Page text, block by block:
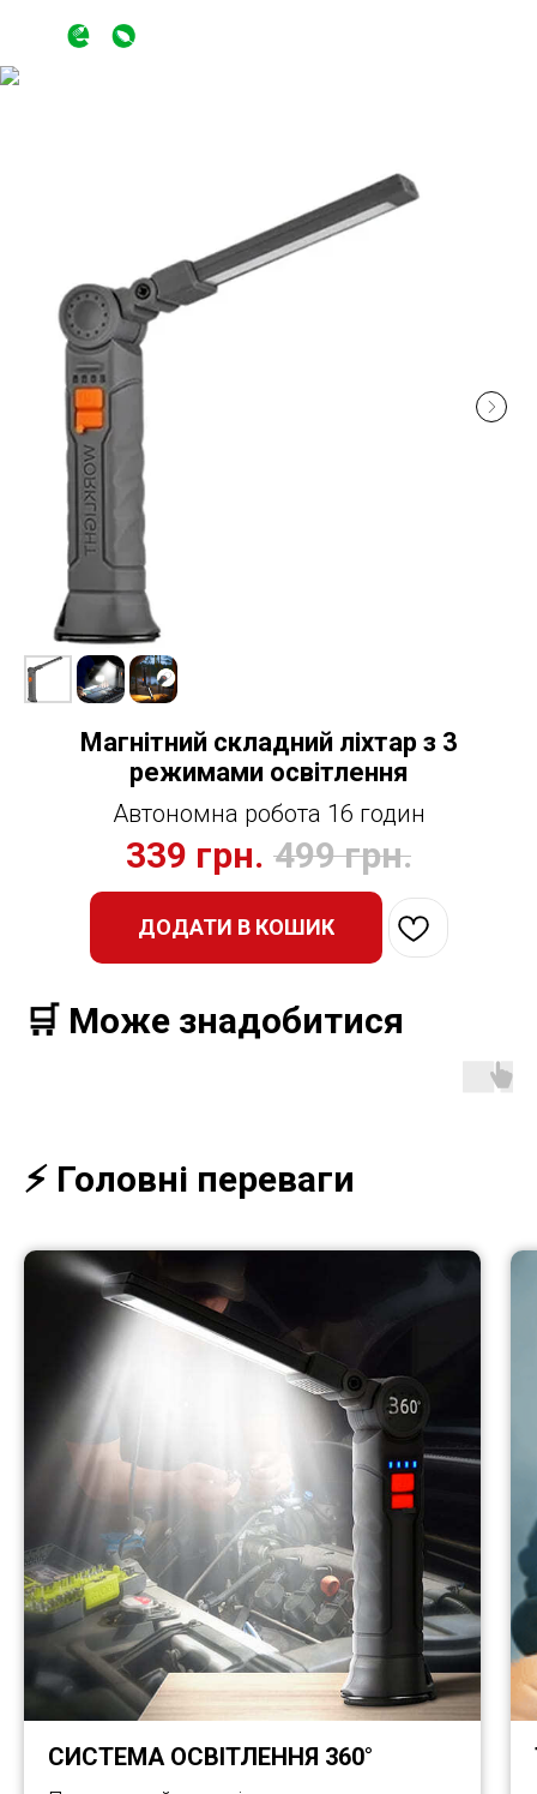
Магнітний складний ліхтар з 3
режимами освітлення
Автономна робота 16 годин
339 грн. 499 грн.
ДОДАТИ В КОШИК
🛒 Може знадобитися
⚡️ Головні переваги
СИСТЕМА ОСВІТЛЕННЯ 360°